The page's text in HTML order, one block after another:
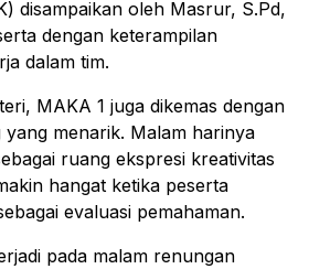
disampaikan oleh Masrur, S.Pd,
dengan keterampilan
dalam tim.
MAKA 1 juga dikemas dengan
menarik. Malam harinya
ruang ekspresi kreativitas
hangat ketika peserta
evaluasi pemahaman.
pada malam renungan